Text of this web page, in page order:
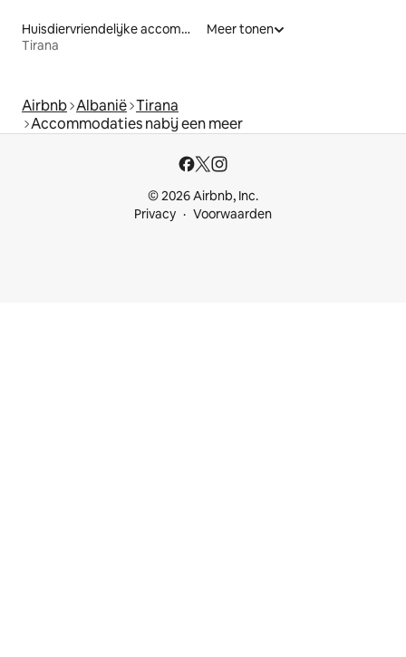
Huisdiervriendelijke accommodaties
Tirana
Meer tonen
Airbnb Albanië Tirana
Accommodaties nabij een meer
© 2026 Airbnb, Inc.
Privacy
Voorwaarden